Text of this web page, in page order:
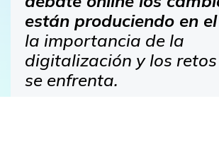
están produciendo en
la importancia de la
digitalización y los
se enfrenta.